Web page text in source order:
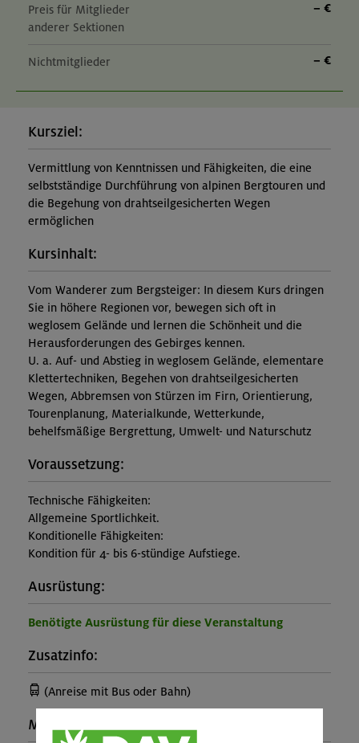
Preis für Mitglieder
anderer Sektionen
– €
Nichtmitglieder – €
Kursziel:
Vermittlung von Kenntnissen und Fähigkeiten, die eine
selbstständige Durchführung von alpinen Bergtouren und
die Begehung von drahtseilgesicherten Wegen
ermöglichen
Kursinhalt:
Vom Wanderer zum Bergsteiger: In diesem Kurs dringen
Sie in höhere Regionen vor, bewegen sich oft in
weglosem Gelände und lernen die Schönheit und die
Herausforderungen des Gebirges kennen.
U. a. Auf- und Abstieg in weglosem Gelände, elementare
Klettertechniken, Begehen von drahtseilgesicherten
Wegen, Abbremsen von Stürzen im Firn, Orientierung,
Tourenplanung, Materialkunde, Wetterkunde,
behelfsmäßige Bergrettung, Umwelt- und Naturschutz
Voraussetzung:
Technische Fähigkeiten:
Allgemeine Sportlichkeit.
Konditionelle Fähigkeiten:
Kondition für 4- bis 6-stündige Aufstiege.
Ausrüstung:
Benötigte Ausrüstung für diese Veranstaltung
Zusatzinfo:
(Anreise mit Bus oder Bahn)
Maximale Teilnehmerzahl: